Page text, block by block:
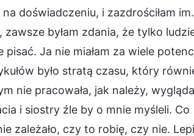
doświadczeniu, i zazdrościłam
byłam zdania, że tylko
Ja nie miałam za wiele
było stratą czasu, który
nie pracowała, jak należy,
i siostry źle by o mnie myśleli. Co
zależało, czy to robię, czy nie.